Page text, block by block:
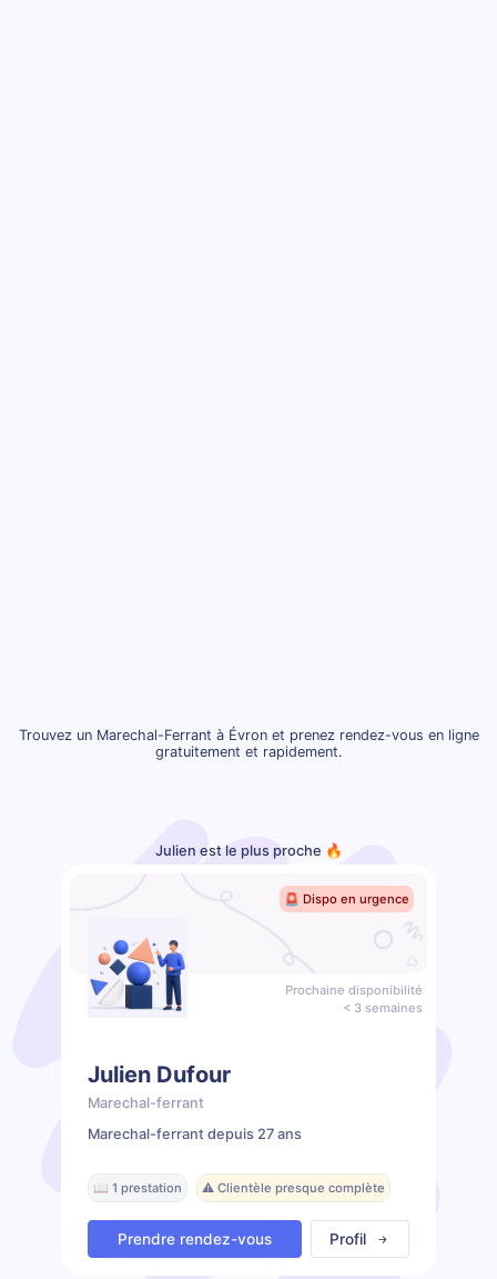
Trouvez un Marechal-Ferrant à Évron et prenez rendez-vous en ligne
gratuitement et rapidement.
Julien est le plus proche 🔥
🚨 Dispo en urgence
Prochaine disponibilité
< 3 semaines
Julien Dufour
Marechal-ferrant
Marechal-ferrant depuis 27 ans
📖 1 prestation ⚠️ Clientèle presque complète
Prendre rendez-vous Profil